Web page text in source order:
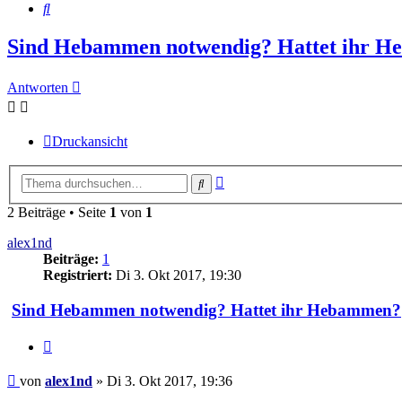
Suche
Sind Hebammen notwendig? Hattet ihr
Antworten
Druckansicht
Suche
2 Beiträge • Seite 1 von 1
alex1nd
Beiträge: 1
Registriert: Di 3. Okt 2017, 19:30
Sind Hebammen notwendig? Hattet ihr Hebammen?
Beitrag
von alex1nd » Di 3. Okt 2017, 19:36